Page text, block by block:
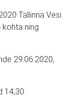
Tallinna Vesi
ning
29.06.2020,
14,30.